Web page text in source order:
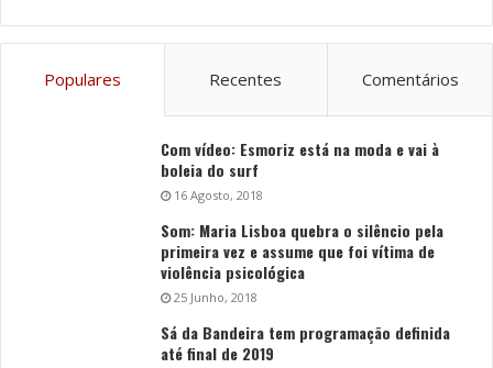
Populares Recentes Comentários
Com vídeo: Esmoriz está na moda e vai à
boleia do surf
16 Agosto, 2018
Som: Maria Lisboa quebra o silêncio pela
primeira vez e assume que foi vítima de
violência psicológica
25 Junho, 2018
Sá da Bandeira tem programação definida
até final de 2019